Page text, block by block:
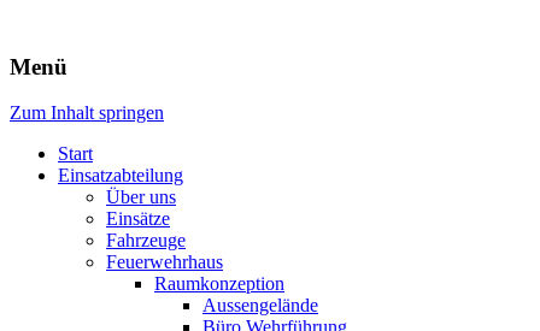
Freiwillige Feuerwehr Rodheim
v.d.H.
Menü
Zum Inhalt springen
Start
Einsatzabteilung
Über uns
Einsätze
Fahrzeuge
Feuerwehrhaus
Raumkonzeption
Aussengelände